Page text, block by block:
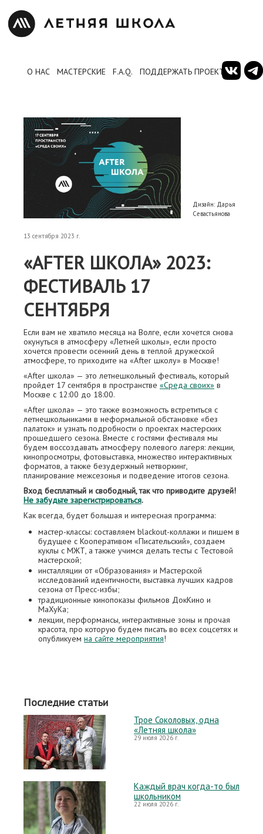
О НАС МАСТЕРСКИЕ F.A.Q. ПОДДЕРЖАТЬ ПРОЕКТ
Дизайн: Дарья
Севастьянова
13 сентября 2023 г.
«AFTER ШКОЛА» 2023:
ФЕСТИВАЛЬ 17
СЕНТЯБРЯ
Если вам не хватило месяца на Волге, если хочется снова
окунуться в атмосферу «Летней школы», если просто
хочется провести осенний день в теплой дружеской
атмосфере, то приходите на «After школу» в Москве!
«After школа» — это летнешкольный фестиваль, который
пройдет 17 сентября в пространстве «Среда своих» в
Москве с 12:00 до 18:00.
«After школа» — это также возможность встретиться с
летнешкольниками в неформальной обстановке «без
палаток» и узнать подробности о проектах мастерских
прошедшего сезона. Вместе с гостями фестиваля мы
будем воссоздавать атмосферу полевого лагеря: лекции,
кинопросмотры, фотовыставка, множество интерактивных
форматов, а также безудержный нетворкинг,
планирование межсезонья и подведение итогов сезона.
Вход бесплатный и свободный, так что приводите друзей!
Не забудьте зарегистрироваться.
Как всегда, будет большая и интересная программа:
мастер-классы: составляем blackout-коллажи и пишем в
будущее с Кооперативом «Писательский», создаем
куклы с МЖТ, а также учимся делать тесты с Тестовой
мастерской;
инсталляции от «Образования» и Мастерской
исследований идентичности, выставка лучших кадров
сезона от Пресс-избы;
традиционные кинопоказы фильмов ДокКино и
МаХуКа;
лекции, перформансы, интерактивные зоны и прочая
красота, про которую будем писать во всех соцсетях и
опубликуем на сайте мероприятия!
Последние статьи
Трое Соколовых, одна
«Летняя школа»
29 июля 2026 г.
Каждый врач когда-то был
школьником
22 июля 2026 г.